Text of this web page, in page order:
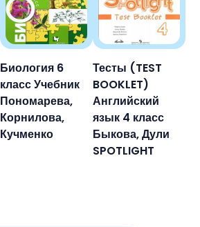
Биология 6
класс Учебник
Пономарева,
Корнилова,
Кучменко
Тесты (TEST
BOOKLET)
Английский
язык 4 класс
Быкова, Дули
SPOTLIGHT